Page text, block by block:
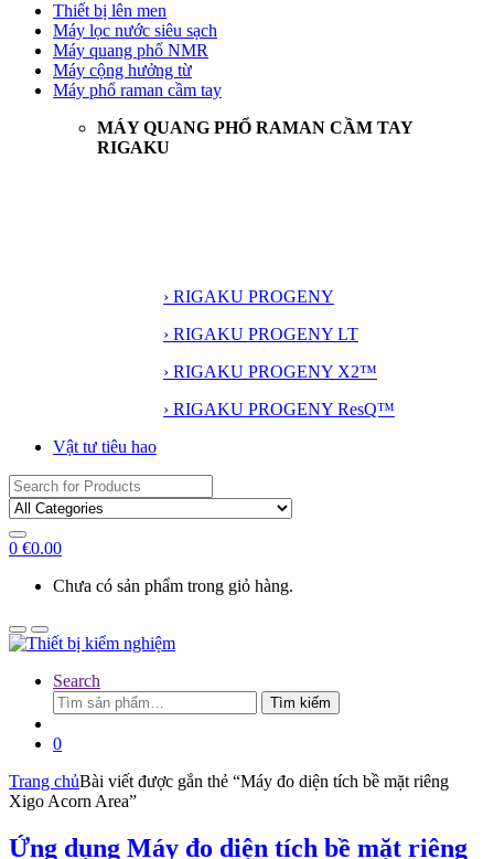
Thiết bị lên men
Máy lọc nước siêu sạch
Máy quang phổ NMR
Máy cộng hưởng từ
Máy phổ raman cầm tay
MÁY QUANG PHỔ RAMAN CẦM TAY
RIGAKU
› RIGAKU PROGENY
› RIGAKU PROGENY LT
› RIGAKU PROGENY X2™
› RIGAKU PROGENY ResQ™
Vật tư tiêu hao
Search
for:
0 €0.00
Chưa có sản phẩm trong giỏ hàng.
Search
Tìm
kiếm:
Tìm kiếm
0
Trang chủBài viết được gắn thẻ “Máy đo diện tích bề mặt riêng
Xigo Acorn Area”
Ứng dụng Máy đo diện tích bề mặt riêng